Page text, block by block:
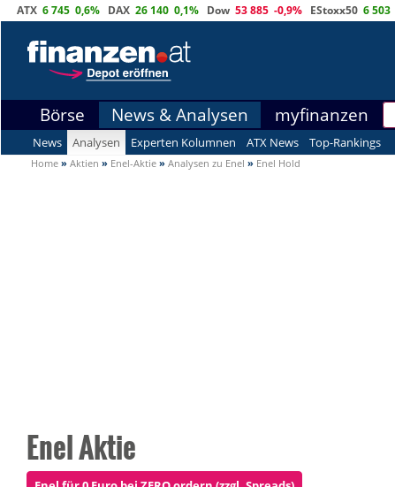
ATX 6 745 0,6% DAX 26 140 0,1% Dow 53 885 -0,9% EStoxx50 6 503
Börse News & Analysen myfinanzen
News Analysen Experten Kolumnen ATX News Top-Rankings
Home » Aktien » Enel-Aktie » Analysen zu Enel » Enel Hold
Enel Aktie